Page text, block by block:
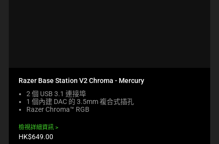
Razer Base Station V2 Chroma - Mercury
2 個 USB 3.1 連接埠
1 個內建 DAC 的 3.5mm 複合式插孔
Razer Chroma™ RGB
檢視詳細資訊
產
HK$649.00